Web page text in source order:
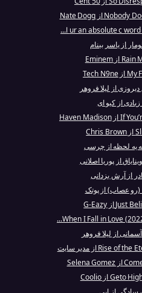
از یاسر بینام
از لیلا فروهر
زیادی از کیو ای
یه لحظه از چرسی
از پوریا اصلانی
از آرش یزدانی
(رو عصاب) از پوتک
از لیلا فروهر